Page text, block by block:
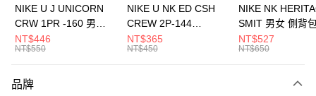
元大商業銀行
台灣樂天信用卡公司
全盈+PAY
AFTEE先享後付
【關於「AFTEE先享後付」】
NIKE U J UNICORN
CRW 1PR -160 男女
中統襪 FZ3393100
NT$446
NT$550
NIKE U NK ED CSH
CREW 2P-144
EMBRDY 男女 短統襪
FZ3073133
NT$365
NT$450
NIKE NK
SMIT 男女 側背
BA5871010
NT$527
NT$650
品牌